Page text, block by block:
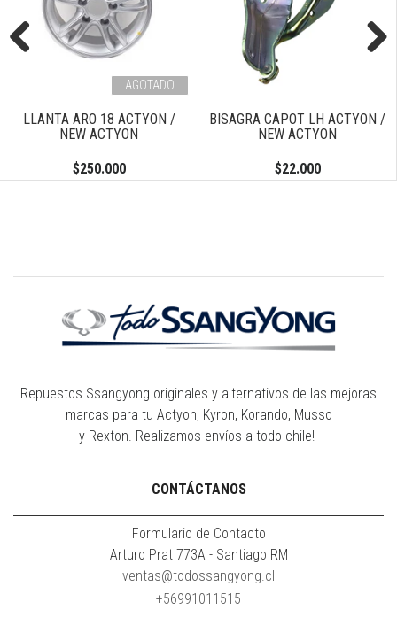
AGOTADO
LLANTA ARO 18 ACTYON /
NEW ACTYON
$250.000
BISAGRA CAPOT LH ACTYON /
NEW ACTYON
$22.000
Repuestos Ssangyong originales y alternativos de las mejoras
marcas para tu Actyon, Kyron, Korando, Musso
y Rexton. Realizamos envíos a todo chile!
CONTÁCTANOS
Formulario de Contacto
Arturo Prat 773A - Santiago RM
ventas@todossangyong.cl
+56991011515